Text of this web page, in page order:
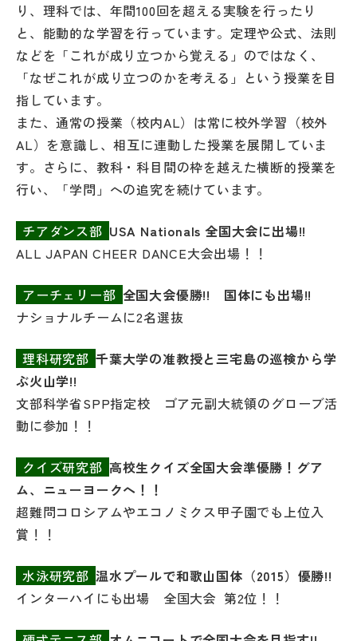
個人情報保護方針
サイトマップ
運営会社
り、理科では、年間100回を超える実験を行ったり
と、能動的な学習を行っています。定理や公式、法則
などを「これが成り立つから覚える」のではなく、
「なぜこれが成り立つのかを考える」という授業を目
指しています。
また、通常の授業（校内AL）は常に校外学習（校外
AL）を意識し、相互に連動した授業を展開していま
す。さらに、教科・科目間の枠を越えた横断的授業を
行い、「学問」への追究を続けています。
チアダンス部 USA Nationals 全国大会に出場!!
ALL JAPAN CHEER DANCE大会出場！！
アーチェリー部 全国大会優勝!! 国体にも出場!!
ナショナルチームに2名選抜
理科研究部 千葉大学の准教授と三宅島の巡検から学
ぶ火山学!!
文部科学省SPP指定校 ゴア元副大統領のグローブ活
動に参加！！
クイズ研究部 高校生クイズ全国大会準優勝！グア
ム、ニューヨークへ！！
超難問コロシアムやエコノミクス甲子園でも上位入
賞！！
水泳研究部 温水プールで和歌山国体（2015）優勝!!
インターハイにも出場 全国大会 第2位！！